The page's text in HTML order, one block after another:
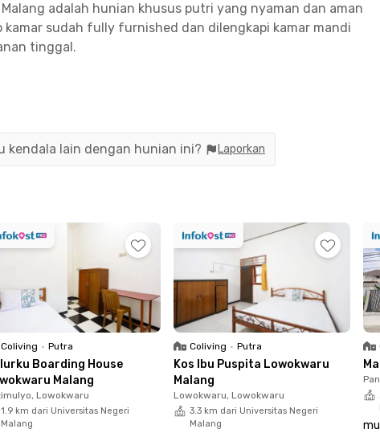
adalah hunian khusus putri yang nyaman dan aman
sudah fully furnished dan dilengkapi kamar mandi
tinggal.
putri Malang ini tertata rapi dan cocok untuk mahasiswi
menit dari Politeknik Negeri Malang, dekat dengan Mall
lain dengan hunian ini? Laporkan
Coliving • Putra
Boarding House
Malang
Lowokwaru
1.9 km dari Universitas Negeri
Malang
Coliving • Putra
Kos Ibu Puspita Lowokwaru
Malang
Lowokwaru, Lowokwaru
3.3 km dari Universitas Negeri
Malang